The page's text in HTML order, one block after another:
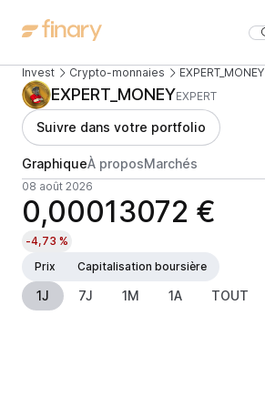
Invest Crypto-monnaies EXPERT_MONEY
EXPERT_MONEYEXPERT
Suivre dans votre portfolio
GraphiqueÀ proposMarchés
08 août 2026
0,00013072 €
-4,73 %
Prix
Capitalisation boursière
1J 7J 1M 1A TOUT